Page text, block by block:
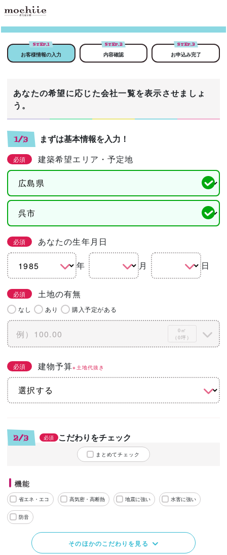
STEP.1
お客様情報の入力
STEP.2
内容確認
STEP.3
お申込み完了
あなたの希望に応じた会社一覧を表示させましょ
う。
1/3 まずは基本情報を入力！
必須 建築希望エリア・予定地
必須 あなたの生年月日
年 月 日
必須 土地の有無
なし あり 購入予定がある
0㎡
（0坪）
必須 建物予算※土地代抜き
2/3 必須 こだわりをチェック
まとめてチェック
機能
省エネ・エコ 高気密・高断熱 地震に強い 水害に強い
防音
そのほかのこだわりを見る